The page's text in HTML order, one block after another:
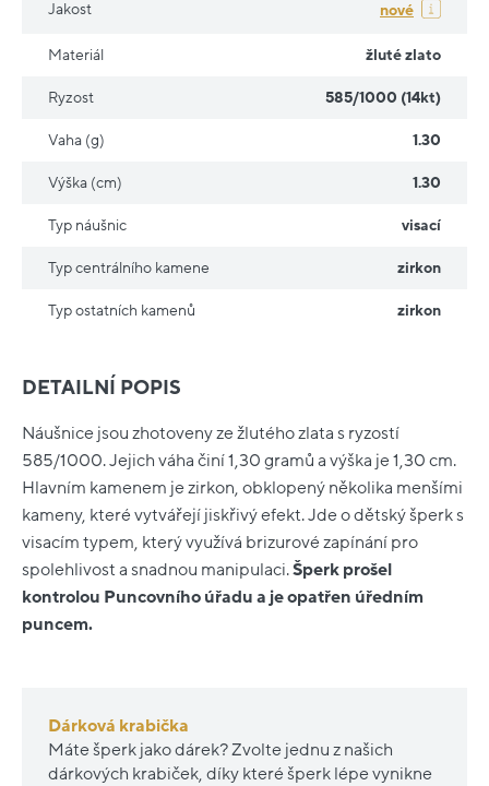
DETAILNÍ POPIS
Náušnice jsou zhotoveny ze žlutého zlata s ryzostí
585/1000. Jejich váha činí 1,30 gramů a výška je 1,30 cm.
Hlavním kamenem je zirkon, obklopený několika menšími
kameny, které vytvářejí jiskřivý efekt. Jde o dětský šperk s
visacím typem, který využívá brizurové zapínání pro
spolehlivost a snadnou manipulaci.Šperk prošel
kontrolou Puncovního úřadu a je opatřen úředním
puncem.
Dárková krabička
Máte šperk jako dárek? Zvolte jednu z našich
dárkových krabiček, díky které šperk lépe vynikne
Jakost nové
Materiál žluté zlato
Ryzost 585/1000 (14kt)
Vaha (g) 1.30
Výška (cm) 1.30
Typ náušnic visací
Typ centrálního kamene zirkon
Typ ostatních kamenů zirkon